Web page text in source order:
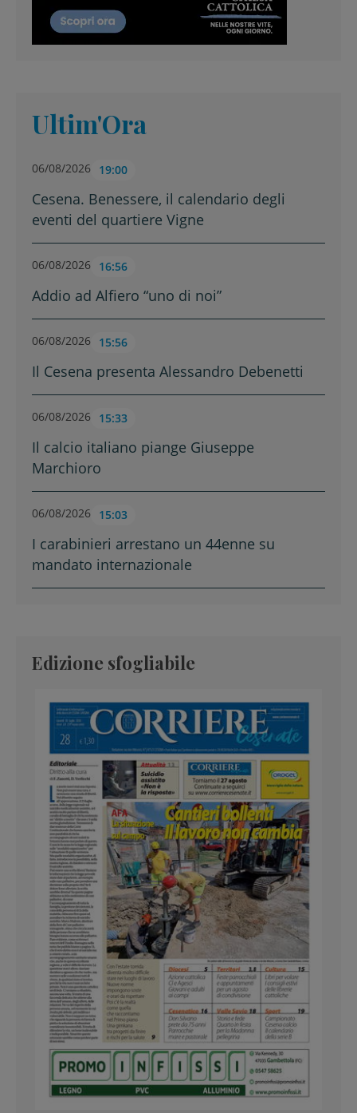
Ultim'Ora
06/08/2026 19:00
Cesena. Benessere, il calendario degli
eventi del quartiere Vigne
06/08/2026 16:56
Addio ad Alfiero “uno di noi”
06/08/2026 15:56
Il Cesena presenta Alessandro Debenetti
06/08/2026 15:33
Il calcio italiano piange Giuseppe
Marchioro
06/08/2026 15:03
I carabinieri arrestano un 44enne su
mandato internazionale
Edizione sfogliabile